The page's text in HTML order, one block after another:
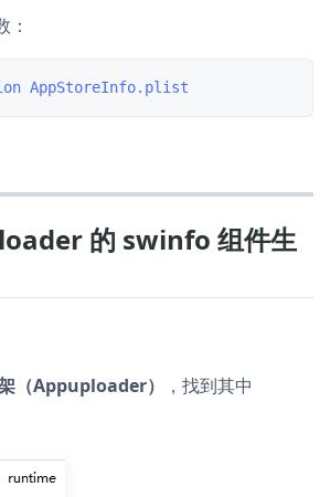
的 swinfo 组件生
（Appuploader）
，找到其中